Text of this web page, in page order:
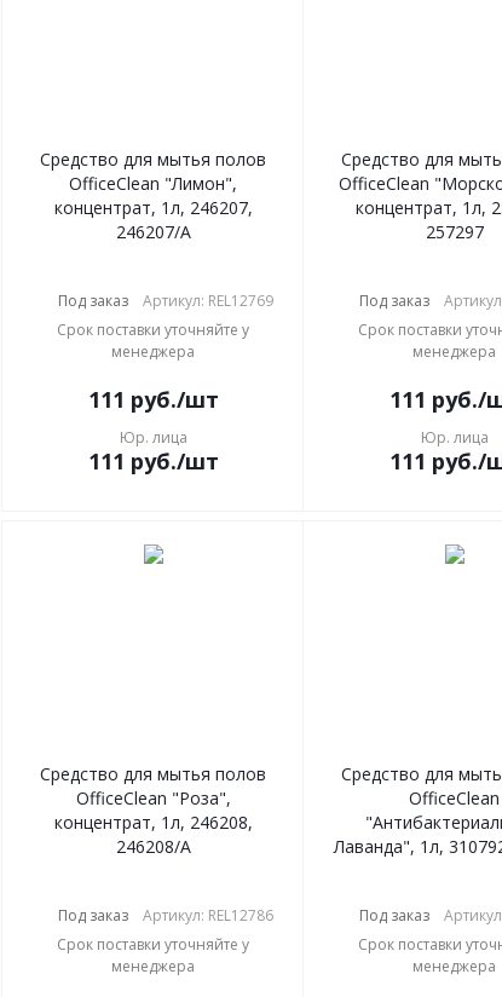
Средство для мытья полов
OfficeClean "Лимон",
концентрат, 1л, 246207,
246207/А
Под заказ
Артикул: REL12769
Срок поставки уточняйте у
менеджера
111 руб./шт
Юр. лица
111 руб./шт
Средство для
OfficeClean
концентрат, 1л,
257297
Под заказ
Срок поставки
менеджера
111 руб./
Юр. лица
111 руб./
Средство для мытья полов
OfficeClean "Роза",
концентрат, 1л, 246208,
246208/А
Под заказ
Артикул: REL12786
Срок поставки уточняйте у
менеджера
Средство для
OfficeClean
Лаванда", 1л,
Под заказ
Срок поставки
менеджера